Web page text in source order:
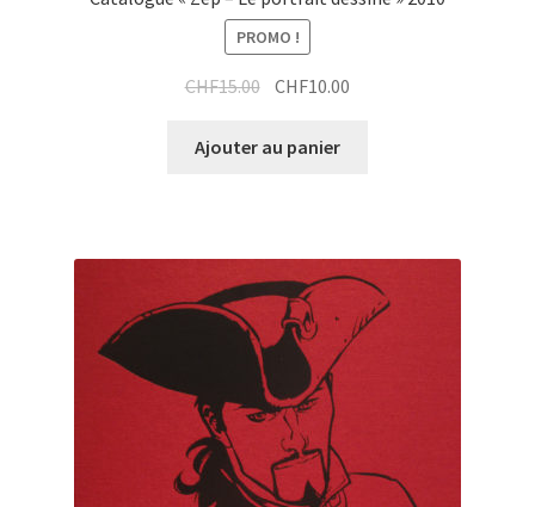
PROMO !
CHF15.00 CHF10.00
Ajouter au panier